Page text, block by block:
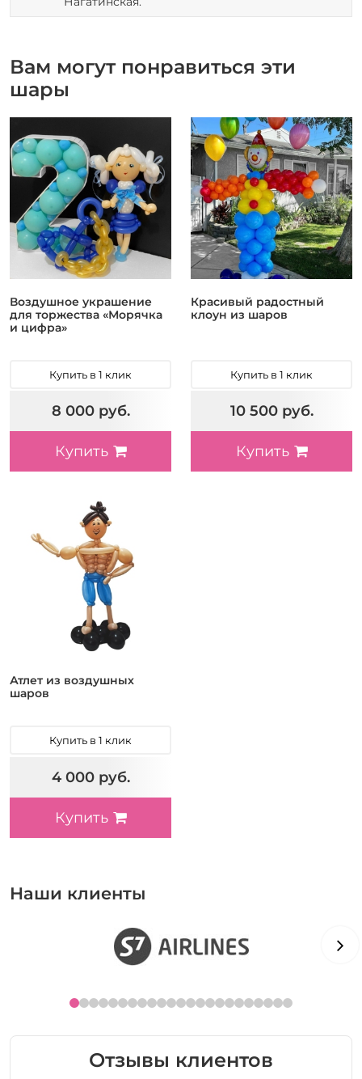
Вам могут понравиться эти
шары
Воздушное украшение
для торжества «Морячка
и цифра»
Купить в 1 клик
8 000 руб.
Купить
Красивый радостный
клоун из шаров
Купить в 1 клик
10 500 руб.
Купить
Атлет из воздушных
шаров
Купить в 1 клик
4 000 руб.
Купить
Наши клиенты
Отзывы клиентов